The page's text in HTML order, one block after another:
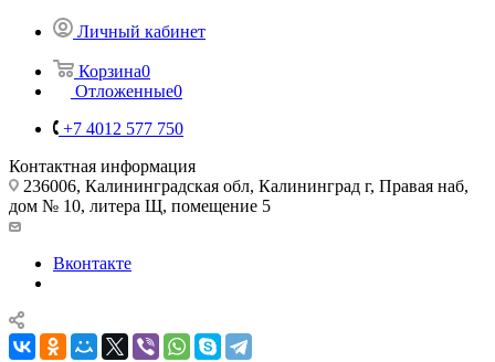
Личный кабинет
Корзина0
Отложенные0
+7 4012 577 750
Контактная информация
236006, Калининградская обл, Калининград г, Правая наб,
дом № 10, литера Щ, помещение 5
Вконтакте